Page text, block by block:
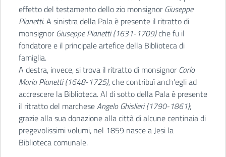
effetto del testamento dello zio monsignor Giuseppe
Pianetti. A sinistra della Pala è presente il ritratto di
monsignor Giuseppe Pianetti (1631-1709)che fu il
fondatore e il principale artefice della Biblioteca di
famiglia.
A destra, invece, si trova il ritratto di monsignor Carlo
Maria Pianetti (1648-1725), che contribuì anch’egli ad
accrescere la Biblioteca. Al di sotto della Pala è presente
il ritratto del marcheseAngelo Ghislieri (1790-1861);
grazie alla sua donazione alla città di alcune centinaia di
pregevolissimi volumi, nel 1859 nasce a Jesi la
Biblioteca comunale.